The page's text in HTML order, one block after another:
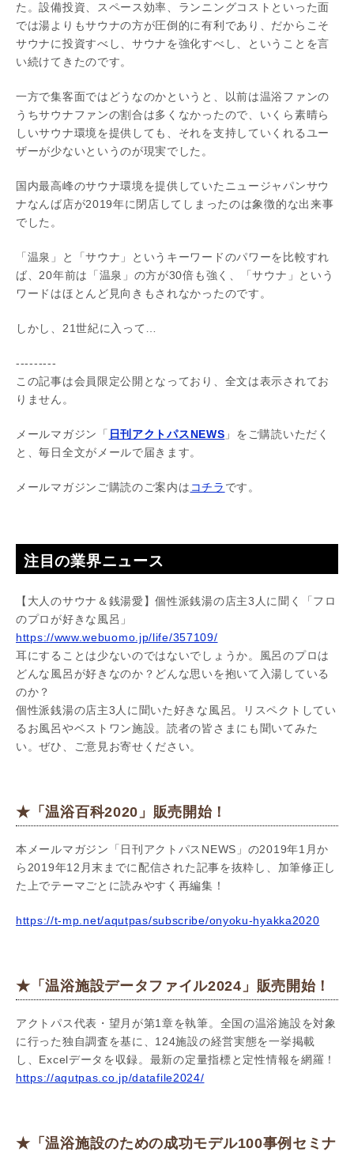
た。設備投資、スペース効率、ランニングコストといった面
では湯よりもサウナの方が圧倒的に有利であり、だからこそ
サウナに投資すべし、サウナを強化すべし、ということを言
い続けてきたのです。
一方で集客面ではどうなのかというと、以前は温浴ファンの
うちサウナファンの割合は多くなかったので、いくら素晴ら
しいサウナ環境を提供しても、それを支持していくれるユー
ザーが少ないというのが現実でした。
国内最高峰のサウナ環境を提供していたニュージャパンサウ
ナなんば店が2019年に閉店してしまったのは象徴的な出来事
でした。
「温泉」と「サウナ」というキーワードのパワーを比較すれ
ば、20年前は「温泉」の方が30倍も強く、「サウナ」という
ワードはほとんど見向きもされなかったのです。
しかし、21世紀に入って…
---------
この記事は会員限定公開となっており、全文は表示されてお
りません。
メールマガジン「 日刊アクトパスNEWS 」をご購読いただく
と、毎日全文がメールで届きます。
メールマガジンご購読のご案内は コチラ です。
注目の業界ニュース
【大人のサウナ＆銭湯愛】個性派銭湯の店主3人に聞く「フロ
のプロが好きな風呂」
https://www.webuomo.jp/life/357109/
耳にすることは少ないのではないでしょうか。風呂のプロは
どんな風呂が好きなのか？どんな思いを抱いて入湯している
のか？
個性派銭湯の店主3人に聞いた好きな風呂。リスペクトしてい
るお風呂やベストワン施設。読者の皆さまにも聞いてみた
い。ぜひ、ご意見お寄せください。
★「温浴百科2020」販売開始！
本メールマガジン「日刊アクトパスNEWS」の2019年1月か
ら2019年12月末までに配信された記事を抜粋し、加筆修正し
た上でテーマごとに読みやすく再編集！
https://t-mp.net/aqutpas/subscribe/onyoku-hyakka2020
★「温浴施設データファイル2024」販売開始！
アクトパス代表・望月が第1章を執筆。全国の温浴施設を対象
に行った独自調査を基に、124施設の経営実態を一挙掲載
し、Excelデータを収録。最新の定量指標と定性情報を網羅！
https://aqutpas.co.jp/datafile2024/
★「温浴施設のための成功モデル100事例セミナ